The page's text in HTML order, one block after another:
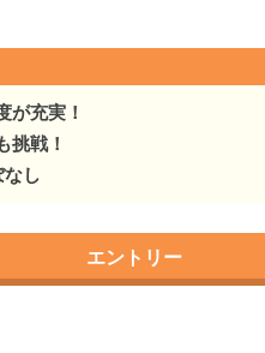
が充実！
挑戦！
なし
エントリー